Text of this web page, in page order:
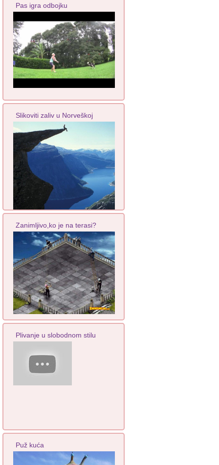
Pas igra odbojku
Slikoviti zaliv u Norveškoj
Zanimljivo,ko je na terasi?
Plivanje u slobodnom stilu
Puž kuća